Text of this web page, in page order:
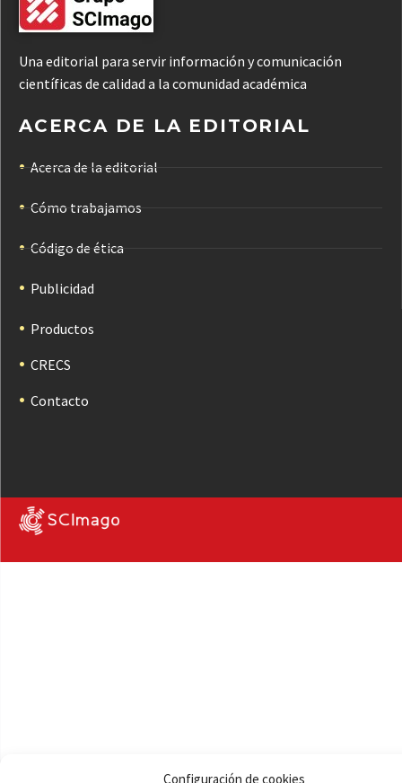
Configuración de cookies
Una editorial para servir información y comunicación
científicas de calidad a la comunidad académica
ACERCA DE LA EDITORIAL
Acerca de la editorial
Cómo trabajamos
Código de ética
Publicidad
Productos
CRECS
Contacto